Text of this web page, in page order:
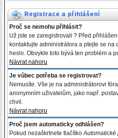
Registrace a přihlášení
Proč se nemohu přihlásit?
Už jste se zaregistrovali ? Před
kontaktujte administrátora a ptejte se
heslo. Obvykle toto bývá ten problém a
Návrat nahoru
Je vůbec potřeba se registrovat?
Nemusíte. Vše je na administrátorovi
anonymním uživatelům, jako např.
chvil.
Návrat nahoru
Proč jsem automaticky odhlášen?
Pokud nezaškrtnete tlačítko